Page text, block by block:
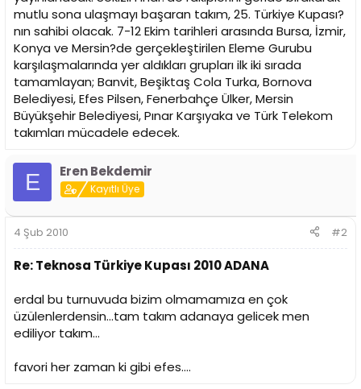
mutlu sona ulaşmayı başaran takım, 25. Türkiye Kupası?
nın sahibi olacak. 7-12 Ekim tarihleri arasında Bursa, İzmir,
Konya ve Mersin?de gerçekleştirilen Eleme Gurubu
karşılaşmalarında yer aldıkları grupları ilk iki sırada
tamamlayan; Banvit, Beşiktaş Cola Turka, Bornova
Belediyesi, Efes Pilsen, Fenerbahçe Ülker, Mersin
Büyükşehir Belediyesi, Pınar Karşıyaka ve Türk Telekom
takımları mücadele edecek.
E Eren Bekdemir
Kayıtlı Üye
4 Şub 2010 #2
Re: Teknosa Türkiye Kupası 2010 ADANA
erdal bu turnuvuda bizim olmamamıza en çok
üzülenlerdensin...tam takım adanaya gelicek men
ediliyor takım...
favori her zaman ki gibi efes....